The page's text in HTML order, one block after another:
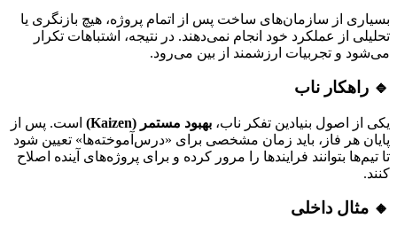
بسیاری از سازمان‌های ساخت پس از اتمام پروژه، هیچ بازنگری یا
تحلیلی از عملکرد خود انجام نمی‌دهند. در نتیجه، اشتباهات تکرار
می‌شود و تجربیات ارزشمند از بین می‌رود.
🔹 راهکار ناب
یکی از اصول بنیادین تفکر ناب، بهبود مستمر (Kaizen)
است. پس از
پایان هر فاز، باید زمان مشخصی برای «درس‌آموخته‌ها» تعیین شود
تا تیم‌ها بتوانند فرایندها را مرور کرده و برای پروژه‌های آینده اصلاح
کنند.
🔸 مثال داخلی